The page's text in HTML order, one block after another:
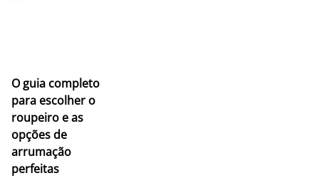
O guia completo
para escolher o
roupeiro e as
opções de
arrumação
perfeitas